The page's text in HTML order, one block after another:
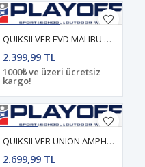
QUIKSILVER EVD MALIBU Anthracite - Solid ERKEK VOLLEY SHORT
2.399,99 TL
1000₺ ve üzeri ücretsiz
kargo!
QUIKSILVER UNION AMPHIBIAN DARK NAVY ERKEK ŞORT
2.699,99 TL